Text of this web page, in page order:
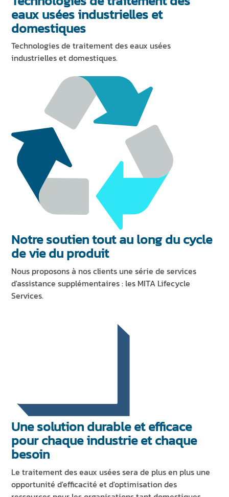
eaux usées industrielles et
domestiques
Technologies de traitement des eaux usées
industrielles et domestiques.
Notre soutien tout au long du cycle
de vie du produit
Nous proposons à nos clients une série de services
d'assistance supplémentaires : les MITA Lifecycle
Services.
Une solution durable et efficace
pour chaque industrie et chaque
besoin
Le traitement des eaux usées sera de plus en plus une
opportunité d'efficacité et d'optimisation des